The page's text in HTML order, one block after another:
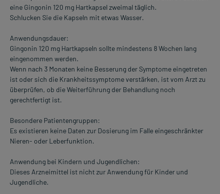
eine Gingonin 120 mg Hartkapsel zweimal täglich.
Schlucken Sie die Kapseln mit etwas Wasser.
Anwendungsdauer:
Gingonin 120 mg Hartkapseln sollte mindestens 8 Wochen lang
eingenommen werden.
Wenn nach 3 Monaten keine Besserung der Symptome eingetreten
ist oder sich die Krankheitssymptome verstärken, ist vom Arzt zu
überprüfen, ob die Weiterführung der Behandlung noch
gerechtfertigt ist.
Besondere Patientengruppen:
Es existieren keine Daten zur Dosierung im Falle eingeschränkter
Nieren- oder Leberfunktion.
Anwendung bei Kindern und Jugendlichen:
Dieses Arzneimittel ist nicht zur Anwendung für Kinder und
Jugendliche.